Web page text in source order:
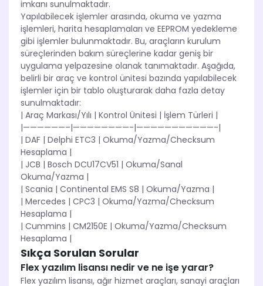
imkanı sunulmaktadır.
Yapılabilecek işlemler arasında, okuma ve yazma
işlemleri, harita hesaplamaları ve EEPROM yedekleme
gibi işlemler bulunmaktadır. Bu, araçların kurulum
süreçlerinden bakım süreçlerine kadar geniş bir
uygulama yelpazesine olanak tanımaktadır. Aşağıda,
belirli bir araç ve kontrol ünitesi bazında yapılabilecek
işlemler için bir tablo oluşturarak daha fazla detay
sunulmaktadır:
| Araç Markası/Yılı | Kontrol Ünitesi | İşlem Türleri |
|——————–|————————-|———————————-|
| DAF | Delphi ETC3 | Okuma/Yazma/Checksum
Hesaplama |
| JCB | Bosch DCU17CV51 | Okuma/Sanal
Okuma/Yazma |
| Scania | Continental EMS S8 | Okuma/Yazma |
| Mercedes | CPC3 | Okuma/Yazma/Checksum
Hesaplama |
| Cummins | CM2150E | Okuma/Yazma/Checksum
Hesaplama |
Sıkça Sorulan Sorular
Flex yazılım lisansı nedir ve ne işe yarar?
Flex yazılım lisansı, ağır hizmet araçları, sanayi araçları